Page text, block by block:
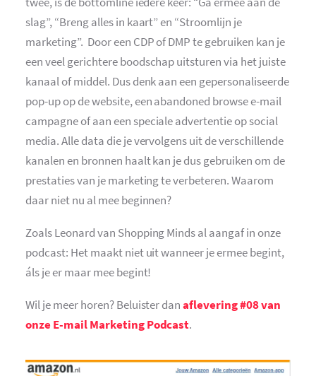
slag”, “Breng alles in kaart” en “Stroomlijn je
marketing”. Door een CDP of DMP te gebruiken kan je
een veel gerichtere boodschap uitsturen via het juiste
kanaal of middel. Dus denk aan een gepersonaliseerde
pop-up op de website, een abandoned browse e-mail
campagne of aan een speciale advertentie op social
media. Alle data die je vervolgens uit de verschillende
kanalen en bronnen haalt kan je dus gebruiken om de
prestaties van je marketing te verbeteren. Waarom
daar niet nu al mee beginnen?
Zoals Leonard van Shopping Minds al aangaf in onze
podcast: Het maakt niet uit wanneer je ermee begint,
áls je er maar mee begint!
Wil je meer horen? Beluister danaflevering #08 van
onze E-mail Marketing Podcast.